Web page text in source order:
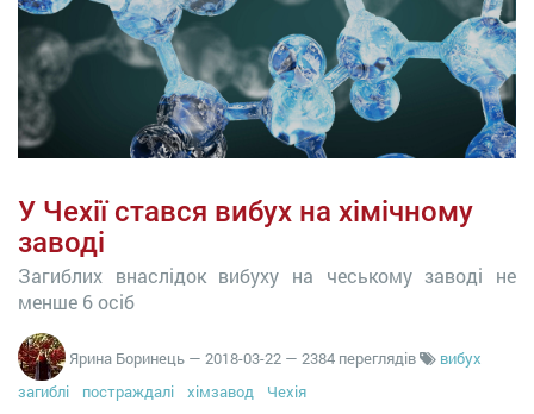
У Чехії стався вибух на хімічному
заводі
Загиблих внаслідок вибуху на чеському заводі не
менше 6 осіб
Ярина Боринець — 2018-03-22 — 2384 переглядів
вибух
загиблі
постраждалі хімзавод Чехія